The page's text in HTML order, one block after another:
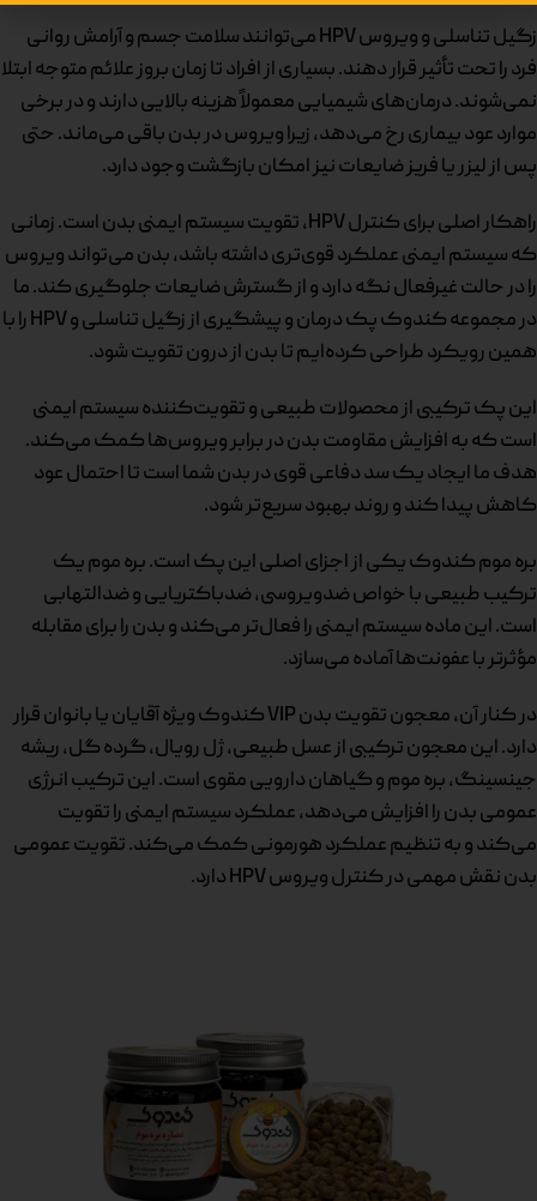
زگیل تناسلی و ویروس HPV می‌توانند سلامت جسم و آرامش روانی
فرد را تحت تأثیر قرار دهند. بسیاری از افراد تا زمان بروز علائم متوجه ابتلا
نمی‌شوند. درمان‌های شیمیایی معمولاً هزینه بالایی دارند و در برخی
موارد عود بیماری رخ می‌دهد، زیرا ویروس در بدن باقی می‌ماند. حتی
پس از لیزر یا فریز ضایعات نیز امکان بازگشت وجود دارد.
راهکار اصلی برای کنترل HPV، تقویت سیستم ایمنی بدن است. زمانی
که سیستم ایمنی عملکرد قوی‌تری داشته باشد، بدن می‌تواند ویروس
را در حالت غیرفعال نگه دارد و از گسترش ضایعات جلوگیری کند. ما
در مجموعه کندوک پک درمان و پیشگیری از زگیل تناسلی و HPV را با
همین رویکرد طراحی کرده‌ایم تا بدن از درون تقویت شود.
این پک ترکیبی از محصولات طبیعی و تقویت‌کننده سیستم ایمنی
است که به افزایش مقاومت بدن در برابر ویروس‌ها کمک می‌کند.
هدف ما ایجاد یک سد دفاعی قوی در بدن شما است تا احتمال عود
کاهش پیدا کند و روند بهبود سریع‌تر شود.
بره موم کندوک یکی از اجزای اصلی این پک است. بره موم یک
ترکیب طبیعی با خواص ضدویروسی، ضدباکتریایی و ضدالتهابی
است. این ماده سیستم ایمنی را فعال‌تر می‌کند و بدن را برای مقابله
مؤثرتر با عفونت‌ها آماده می‌سازد.
در کنار آن، معجون تقویت بدن VIP کندوک ویژه آقایان یا بانوان قرار
دارد. این معجون ترکیبی از عسل طبیعی، ژل رویال، گرده گل، ریشه
جینسینگ، بره موم و گیاهان دارویی مقوی است. این ترکیب انرژی
عمومی بدن را افزایش می‌دهد، عملکرد سیستم ایمنی را تقویت
می‌کند و به تنظیم عملکرد هورمونی کمک می‌کند. تقویت عمومی
بدن نقش مهمی در کنترل ویروس HPV دارد.